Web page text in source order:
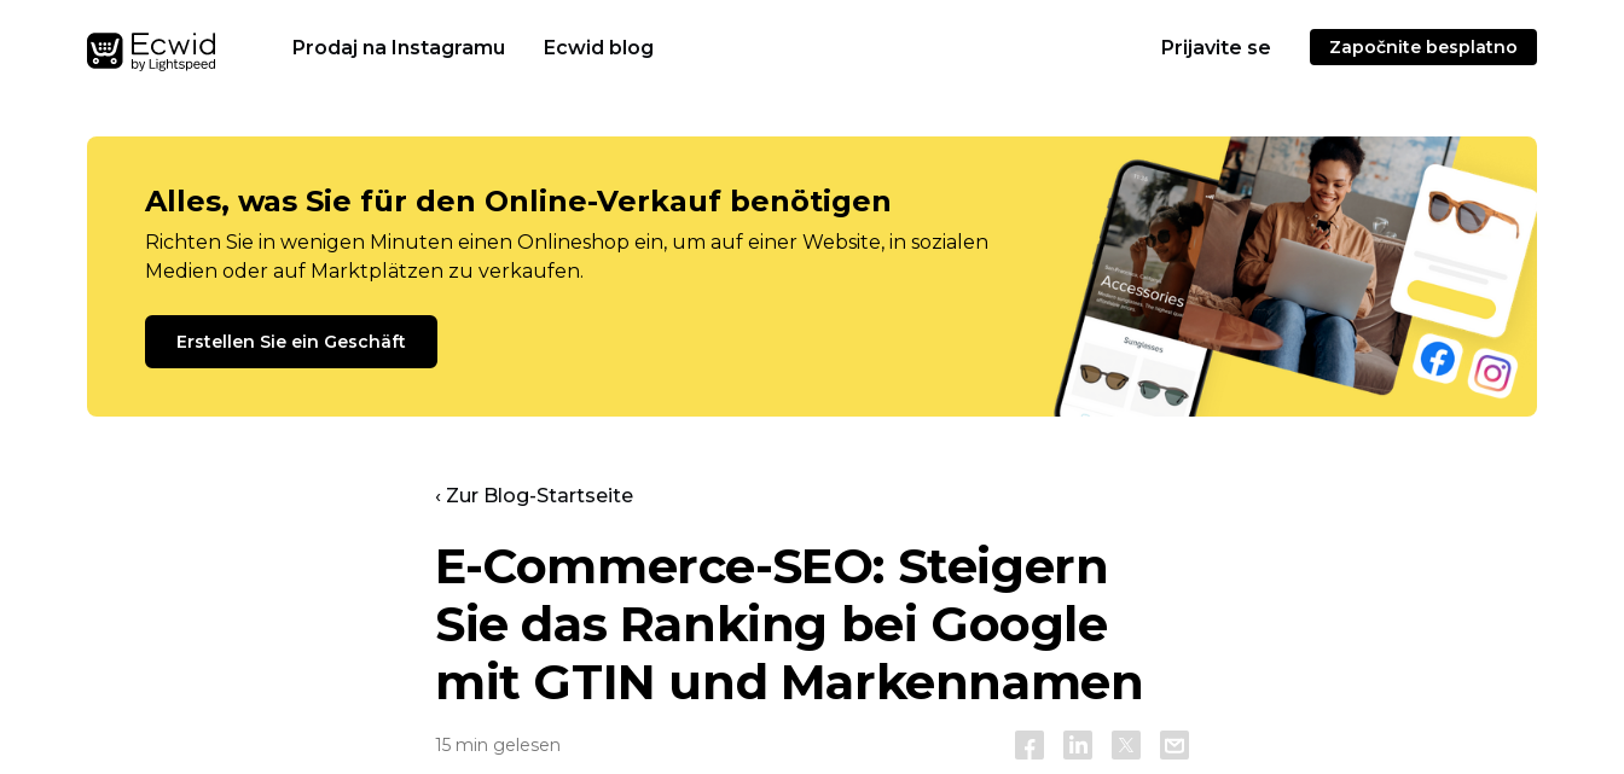
Prodaj na Instagramu Ecwid blog Prijavite se Započnite besplatno
Alles, was Sie für den Online-Verkauf benötigen
Richten Sie in wenigen Minuten einen Onlineshop ein, um auf einer Website, in sozialen
Medien oder auf Marktplätzen zu verkaufen.
Erstellen Sie ein Geschäft
‹ Zur Blog-Startseite
E-Commerce-SEO: Steigern
Sie das Ranking bei Google
mit GTIN und Markennamen
15 min gelesen